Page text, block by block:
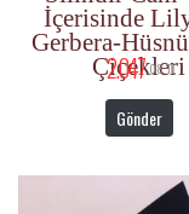
İçerisinde
Gerbera-
Çiçekleri
2.047,08 TL
Gönder